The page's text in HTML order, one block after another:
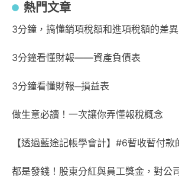
熱門文章
3分鐘，搞懂銷項稅額和進項稅額的差異
3分鐘看懂財報——資產負債表
3分鐘看懂財報─損益表
做生意必讀！一次讓你弄懂報稅概念
【透過藍途記帳學會計】#6暫收暫付款
都是發錢！股東分紅與員工獎金，對公